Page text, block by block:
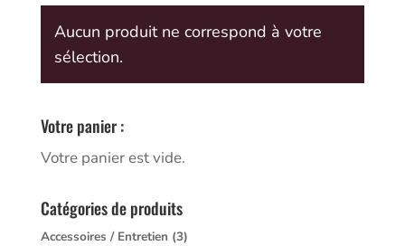
Aucun produit ne correspond à votre
sélection.
Votre panier :
Votre panier est vide.
Catégories de produits
Accessoires / Entretien (3)